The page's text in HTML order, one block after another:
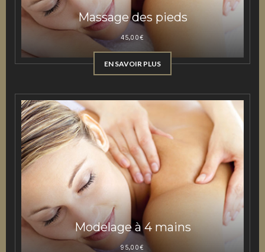
Massage des pieds
45,00€
EN SAVOIR PLUS
Modelage à 4 mains
95,00€